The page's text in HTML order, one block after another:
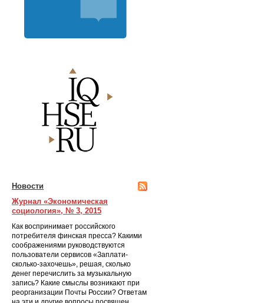
Новости
Журнал «Экономическая
социология», № 3, 2015
Как воспринимает российского
потребителя финская пресса? Какими
соображениями руководствуются
пользователи сервисов «Заплати-
сколько-захочешь», решая, сколько
денег перечислить за музыкальную
запись? Какие смыслы возникают при
реорганизации Почты России? Ответам